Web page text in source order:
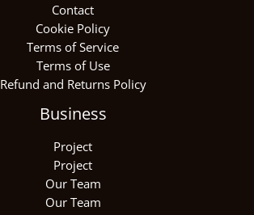
Contact
Cookie Policy
Terms of Service
Terms of Use
Refund and Returns Policy
Business
Project
Project
Our Team
Our Team